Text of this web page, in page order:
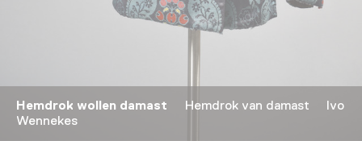
Hemdrok wollen damast
Hemdrok van damast Ivo
Wennekes